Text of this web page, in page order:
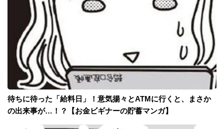
待ちに待った「給料日」！意気揚々とATMに行くと、まさか
の出来事が…！？【お金ビギナーの貯蓄マンガ】